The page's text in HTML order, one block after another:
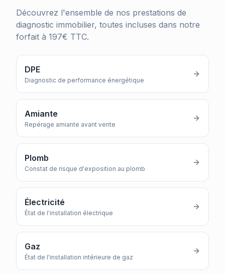
Découvrez l'ensemble de nos prestations de
diagnostic immobilier, toutes incluses dans notre
forfait à 197€ TTC.
DPE
Diagnostic de performance énergétique
Amiante
Repérage amiante avant vente
Plomb
Constat de risque d'exposition au plomb
Électricité
État de l'installation électrique
Gaz
État de l'installation intérieure de gaz